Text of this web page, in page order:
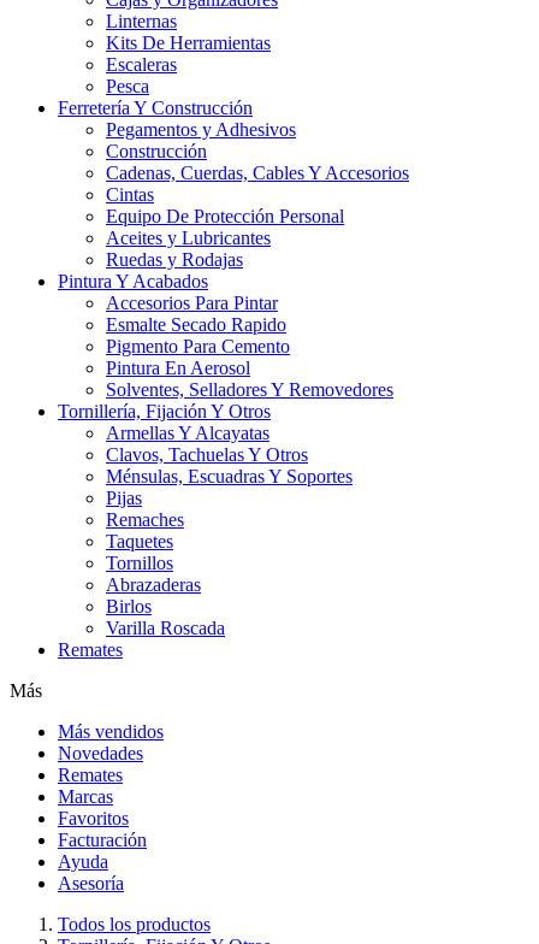
Linternas
Kits De Herramientas
Escaleras
Pesca
Ferretería Y Construcción
Pegamentos y Adhesivos
Construcción
Cadenas, Cuerdas, Cables Y Accesorios
Cintas
Equipo De Protección Personal
Aceites y Lubricantes
Ruedas y Rodajas
Pintura Y Acabados
Accesorios Para Pintar
Esmalte Secado Rapido
Pigmento Para Cemento
Pintura En Aerosol
Solventes, Selladores Y Removedores
Tornillería, Fijación Y Otros
Armellas Y Alcayatas
Clavos, Tachuelas Y Otros
Ménsulas, Escuadras Y Soportes
Pijas
Remaches
Taquetes
Tornillos
Abrazaderas
Birlos
Varilla Roscada
Remates
Más
Más vendidos
Novedades
Remates
Marcas
Favoritos
Facturación
Ayuda
Asesoría
Todos los productos